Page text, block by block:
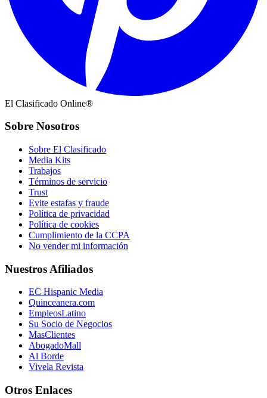
El Clasificado Online®
Sobre Nosotros
Sobre El Clasificado
Media Kits
Trabajos
Términos de servicio
Trust
Evite estafas y fraude
Política de privacidad
Política de cookies
Cumplimiento de la CCPA
No vender mi información
Nuestros Afiliados
EC Hispanic Media
Quinceanera.com
EmpleosLatino
Su Socio de Negocios
MasClientes
AbogadoMall
Al Borde
Vivela Revista
Otros Enlaces